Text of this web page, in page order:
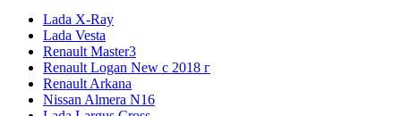
Lada X-Ray
Lada Vesta
Renault Master3
Renault Logan New с 2018 г
Renault Arkana
Nissan Almera N16